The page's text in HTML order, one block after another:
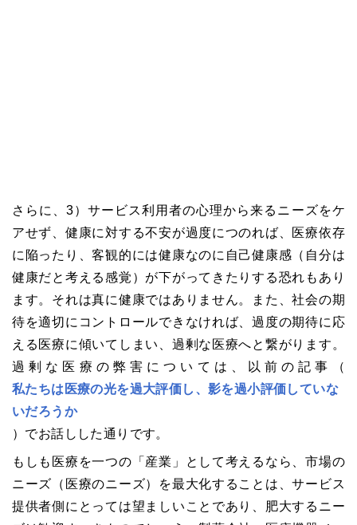
さらに、3）サービス利用者の心理から来るニーズをケ
アせず、健康に対する不安が過度につのれば、医療依存
に陥ったり、客観的には健康なのに自己健康感（自分は
健康だと考える感覚）が下がってきたりする恐れもあり
ます。それは真に健康ではありません。また、社会の期
待を適切にコントロールできなければ、過度の期待に応
える医療に傾いてしまい、過剰な医療へと繋がります。
過剰な医療の弊害については、以前の記事（
私たちは医療の光を過大評価し、影を過小評価していな
いだろうか
）でお話しした通りです。
もしも医療を一つの「産業」として考えるなら、市場の
ニーズ（医療のニーズ）を最大化することは、サービス
提供者側にとっては望ましいことであり、肥大するニー